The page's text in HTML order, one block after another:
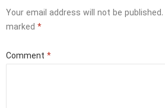
Your email address will not be published.
marked *
Comment *